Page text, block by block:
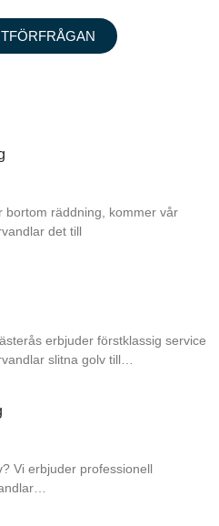
bortom räddning, kommer vår
det till
erbjuder förstklassig service
slitna golv till…
Vi erbjuder professionell